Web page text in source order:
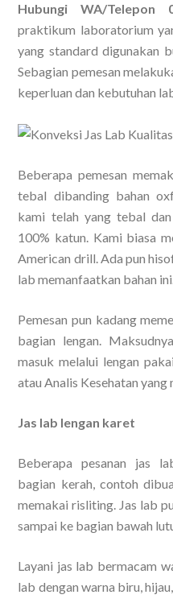
Hubungi WA/Telepon
praktikum laboratorium
yang standard digunakan
Sebagian pemesan
keperluan dan kebutuhan
Beberapa pemesan
tebal dibanding bahan
kami telah yang tebal
100% katun. Kami biasa
American drill. Ada pun
lab memanfaatkan bahan
Pemesan pun kadang
bagian lengan.
masuk melalui lengan
atau Analis Kesehatan
Jas lab lengan karet
Beberapa pesanan jas
bagian kerah, contoh
memakai risliting. Jas lab
sampai ke bagian bawah
Layani jas lab bermacam
lab dengan warna biru,